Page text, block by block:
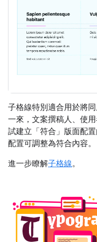
子格線特別適合用於將
一來，文案撰稿人、使
試建立「符合」版面配
配置可調整為符合內容。
進一步瞭解子格線。